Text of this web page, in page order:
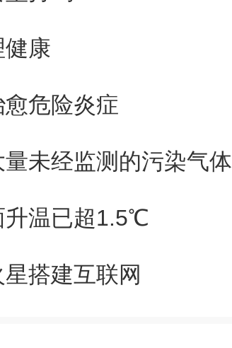
大脑的精确位置提供
扩展的薄膜制造方法
用于难治性癫痫患
实现无线访问，在医
康
危险炎症
未经监测的污染气体
升温已超1.5℃
搭建互联网